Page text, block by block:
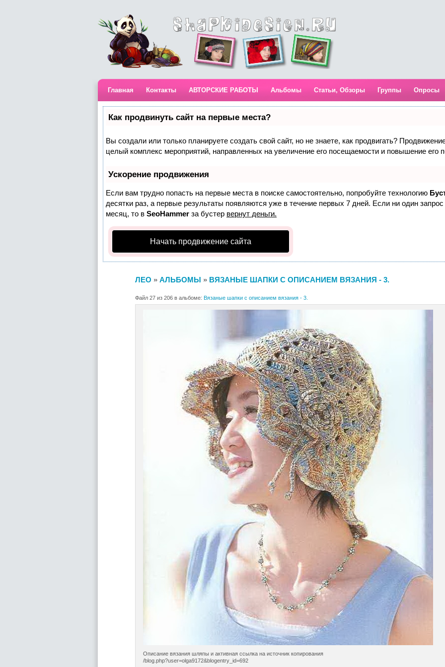
Главная Контакты АВТОРСКИЕ РАБОТЫ Альбомы Статьи, Обзоры Группы Опросы
Как продвинуть сайт на первые места?
Вы создали или только планируете создать свой сайт, но не знаете, как продвигать?
целый комплекс мероприятий, направленных на увеличение его посещаемости и повышение его
Ускорение продвижения
Если вам трудно попасть на первые места в поиске самостоятельно, попробуйте технологию
десятки раз, а первые результаты появляются уже в течение первых 7 дней. Если ни один
месяц, то в SeoHammer за бустер вернут деньги.
Начать продвижение сайта
ЛЕО » АЛЬБОМЫ » ВЯЗАНЫЕ ШАПКИ С ОПИСАНИЕМ ВЯЗАНИЯ - 3.
Файл 27 из 206 в альбоме: Вязаные шапки с описанием вязания - 3.
Описание вязания шляпы и активная ссылка на источник копирования
/blog.php?user=olga9172&blogentry_id=692